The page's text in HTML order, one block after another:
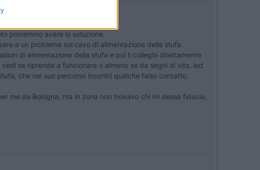
per la tua stufa.
potremmo avere la soluzione.
a un problema sul cavo di alimentazione della stufa.
di alimentazione della stufa e poi li colleghi direttamente
se riprende a funzionare o almeno se da segni di vita, led
che nel suo percorso incontri qualche falso contatto.
me da Bologna, ma in zona non trovavo chi mi desse fiducia,